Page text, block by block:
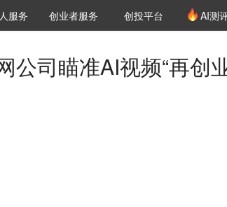
资机构库
职位推介
服务 创投氪堂
创业者服务 创投平台 AI测
司瞄准AI视频“再创